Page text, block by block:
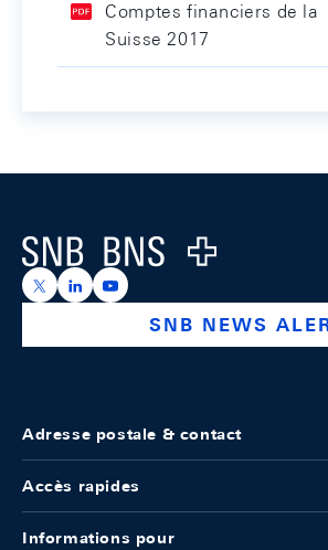
Comptes financiers de la
Suisse 2017
Logo
https://x.com/snb_bns
https://ch.linkedin.com/
https://
SNB NEWS
Adresse postale & contact
Accès rapides
Informations pour